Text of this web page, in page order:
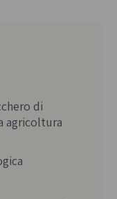
di
agricoltura